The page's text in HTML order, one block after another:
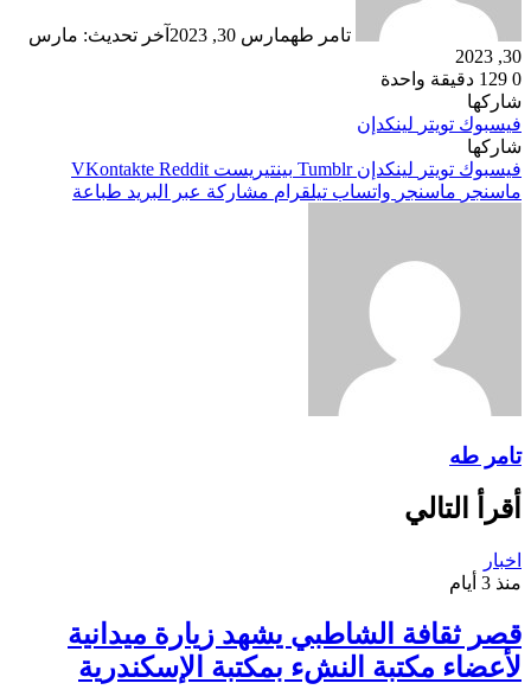
تامر طهمارس 30, 2023
آخر تحديث: مارس
30, 2023
0
دقيقة واحدة
شاركها
فيسبوك تويتر لينكدإن
شاركها
فيسبوك تويتر لينكدإن بينتيريست
ماسنجر ماسنجر واتساب تيلقرام مشاركة عبر البريد طباعة
تامر طه
أقرأ التالي
اخبار
منذ 3 أيام
قصر ثقافة الشاطبي يشهد زيارة ميدانية
لأعضاء مكتبة النشء بمكتبة الإسكندرية